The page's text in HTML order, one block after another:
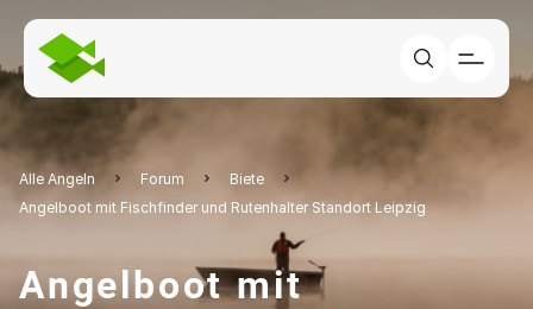
Alle Angeln Forum
Biete
Angelboot mit Fischfinder und Rutenhalter Standort Leipzig
Angelboot mit